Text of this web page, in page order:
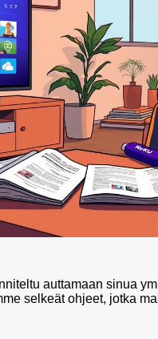
auttamaan sinua
selkeät ohjeet, jotka